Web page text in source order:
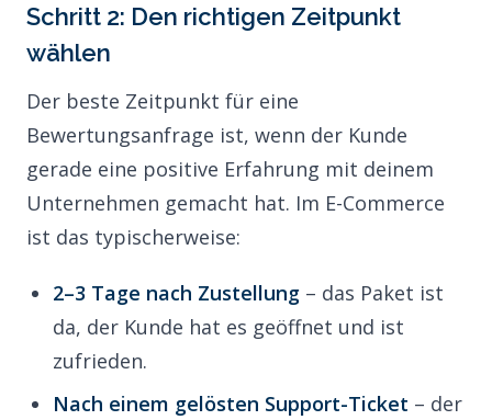
Schritt 2: Den richtigen Zeitpunkt
wählen
Der beste Zeitpunkt für eine
Bewertungsanfrage ist, wenn der Kunde
gerade eine positive Erfahrung mit deinem
Unternehmen gemacht hat. Im E-Commerce
ist das typischerweise:
2–3 Tage nach Zustellung – das Paket ist
da, der Kunde hat es geöffnet und ist
zufrieden.
Nach einem gelösten Support-Ticket – der